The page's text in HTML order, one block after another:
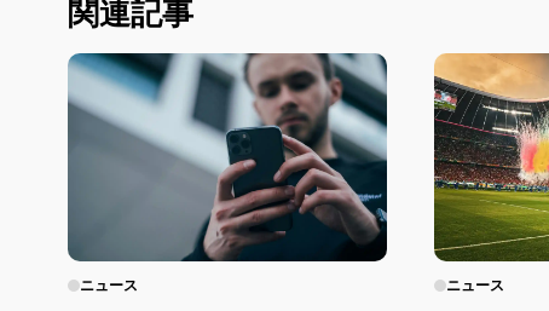
関連記事
ニュース ニュース